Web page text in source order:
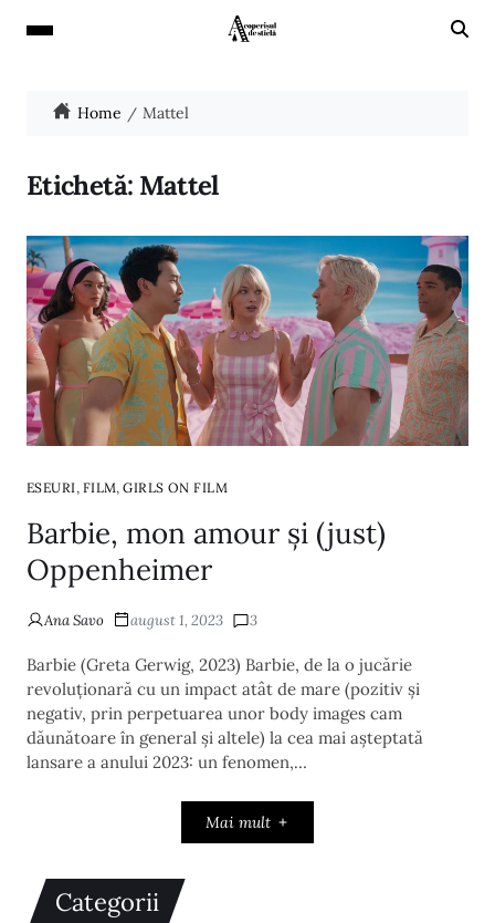
Home Mattel
Etichetă: Mattel
ESEURI, FILM,GIRLS ON FILM
Barbie, mon amour și (just)
Oppenheimer
Ana Savo august 1, 2023 3
Barbie (Greta Gerwig, 2023) Barbie, de la o jucărie
revoluționară cu un impact atât de mare (pozitiv și
negativ, prin perpetuarea unor body images cam
dăunătoare în general și altele) la cea mai așteptată
lansare a anului 2023: un fenomen,…
Mai mult
Categorii